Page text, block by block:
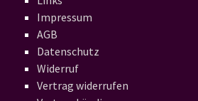
Impressum
AGB
Datenschutz
Widerruf
Vertrag widerrufen